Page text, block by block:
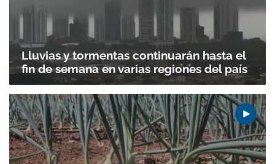
Lluvias y tormentas continuarán hasta el
fin de semana en varias regiones del país